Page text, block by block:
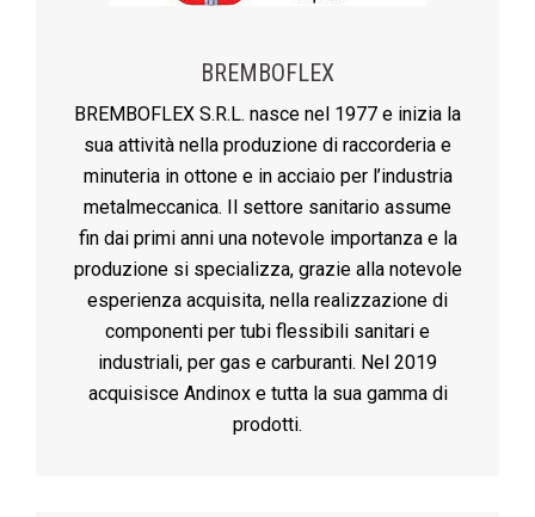
BREMBOFLEX
BREMBOFLEX S.R.L. nasce nel 1977 e inizia la
sua attività nella produzione di raccorderia e
minuteria in ottone e in acciaio per l’industria
metalmeccanica. Il settore sanitario assume
fin dai primi anni una notevole importanza e la
produzione si specializza, grazie alla notevole
esperienza acquisita, nella realizzazione di
componenti per tubi flessibili sanitari e
industriali, per gas e carburanti. Nel 2019
acquisisce Andinox e tutta la sua gamma di
prodotti.